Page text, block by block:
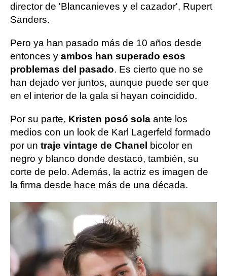
director de 'Blancanieves y el cazador', Rupert
Sanders.
Pero ya han pasado más de 10 años desde
entonces y ambos han superado esos
problemas del pasado. Es cierto que no se
han dejado ver juntos, aunque puede ser que
en el interior de la gala si hayan coincidido.
Por su parte, Kristen posó sola ante los
medios con un look de Karl Lagerfeld formado
por un traje vintage de Chanel bicolor en
negro y blanco donde destacó, también, su
corte de pelo. Además, la actriz es imagen de
la firma desde hace más de una década.